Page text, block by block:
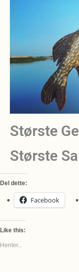
Største
Største
Del dette:
Facebook
Like this:
Henter...